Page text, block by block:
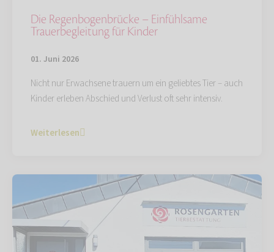
Die Regenbogenbrücke – Einfühlsame
Trauerbegleitung für Kinder
01. Juni 2026
Nicht nur Erwachsene trauern um ein geliebtes Tier – auch
Kinder erleben Abschied und Verlust oft sehr intensiv.
Weiterlesen